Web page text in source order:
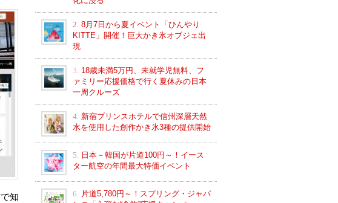
知
2. 8月7日から夏イベント「ひんやり
KITTE」開催！巨大かき氷オブジェ出
現
3. 18歳未満5万円、未就学児無料、フ
ァミリー応援価格で行く夏休みの日本
一周クルーズ
4. 新宿プリンスホテルで信州深層天然
水を使用した創作かき氷3種の提供開始
5.
日本－韓国が片道100円～！イース
ター航空の年間最大特価イベント
6.
片道5,780円～！スプリング・ジャパ